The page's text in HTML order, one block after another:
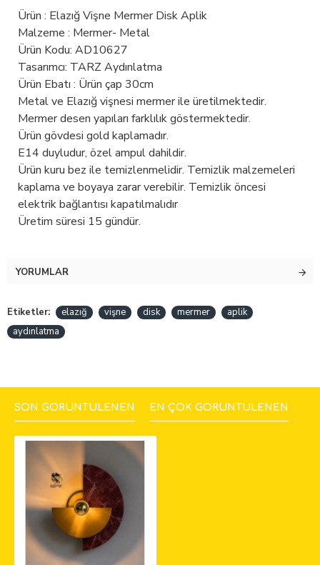
Ürün : Elazığ Vişne Mermer Disk Aplik
Malzeme : Mermer- Metal
Ürün Kodu: AD10627
Tasarımcı: TARZ Aydınlatma
Ürün Ebatı : Ürün çap 30cm
Metal ve Elazığ vişnesi mermer ile üretilmektedir.
Mermer desen yapıları farklılık göstermektedir.
Ürün gövdesi gold kaplamadır.
E14 duyludur, özel ampul dahildir.
Ürün kuru bez ile temizlenmelidir. Temizlik malzemeleri
kaplama ve boyaya zarar verebilir. Temizlik öncesi
elektrik bağlantısı kapatılmalıdır
Üretim süresi 15 gündür.
YORUMLAR
Etiketler: elazığ vişne disk mermer
aplik
aydınlatma
SON GÖRÜNTÜLENEN EN ÇOK GÖRÜNTÜLENEN